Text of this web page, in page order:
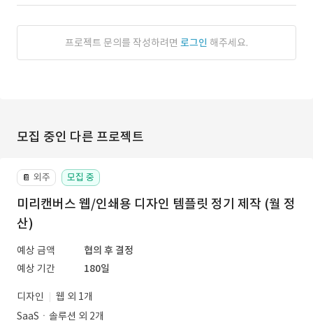
프로젝트 문의를 작성하려면 로그인 해주세요.
모집 중인 다른 프로젝트
📔 외주 모집 중
미리캔버스 웹/인쇄용 디자인 템플릿 정기 제작 (월 정
산)
예상 금액
협의 후 결정
예상 기간
180일
디자인
웹 외 1개
SaaSㆍ솔루션 외 2개